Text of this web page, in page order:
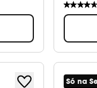
Só na